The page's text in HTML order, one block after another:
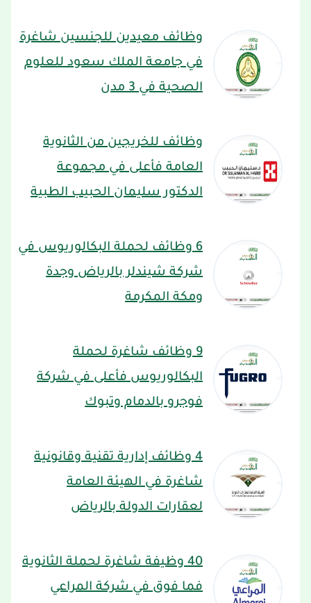
وظائف معيدين للجنسين شاغرة
في جامعة الملك سعود للعلوم
الصحية في 3 مدن
وظائف للخريجين من الثانوية
العامة فأعلى في مجموعة
الدكتور سليمان الحبيب الطبية
6 وظائف لحملة البكالوريوس في
شركة شيندلر بالرياض وجدة
ومكة المكرمة
9 وظائف شاغرة لحملة
البكالوريوس فأعلى في شركة
فوجرو بالدمام وتبوك
4 وظائف إدارية تقنية وقانونية
شاغرة في الهيئة العامة
لعقارات الدولة بالرياض
40 وظيفة شاغرة لحملة الثانوية
فما فوق في شركة المراعي